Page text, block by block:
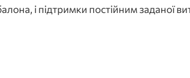
і підтримки постійним заданої